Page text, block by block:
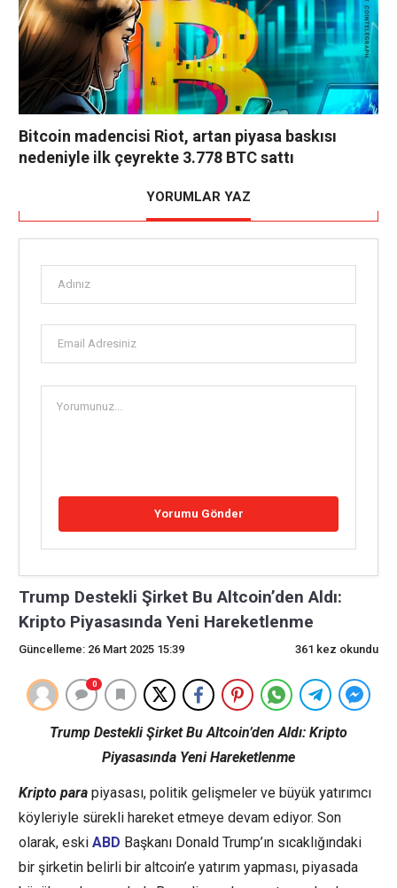
Bitcoin madencisi Riot, artan piyasa baskısı
nedeniyle ilk çeyrekte 3.778 BTC sattı
YORUMLAR YAZ
Trump Destekli Şirket Bu Altcoin’den Aldı:
Kripto Piyasasında Yeni Hareketlenme
Güncelleme: 26 Mart 2025 15:39 361 kez okundu
0
Trump Destekli Şirket Bu Altcoin’den Aldı: Kripto
Piyasasında Yeni Hareketlenme
Kripto para piyasası, politik gelişmeler ve büyük yatırımcı
köyleriyle sürekli hareket etmeye devam ediyor. Son
olarak, eski ABD Başkanı Donald Trump’ın sıcaklığındaki
bir şirketin belirli bir altcoin’e yatırım yapması, piyasada